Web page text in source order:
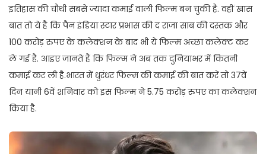
इतिहास की चौथी सबसे ज्यादा कमाई वाली फिल्म बन चुकी है. वहीं खास
बात तो ये है कि पैन इंडिया स्टार प्रभास की द राजा साब की दस्तक और
100 करोड़ रुपए के कलेक्शन के बाद भी ये फिल्म अच्छा कलेक्ट कर
ले गई है. आइए जानते हैं कि फिल्म ने अब तक दुनियाभर में कितनी
कमाई कर ली है.भारत में धुरंधर फिल्म की कमाई की बात करें तो 37वें
दिन यानी 6वें शनिवार को इस फिल्म ने 5.75 करोड़ रुपए का कलेक्शन
किया है.